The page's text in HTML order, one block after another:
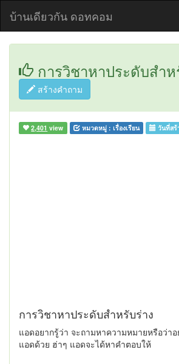
บ้านเดียวกัน ดอทคอม
การวิชาหาประดับสำห
สร้างคำถาม
2,401 view หมวดหมู่ : เรื่องเรียน วันที่ส
การวิชาหาประดับสำหรับร่าง
แอดอยากรู้ว่า จะถามหาความหมายหรือว่า
แอดด้วย ฮ่าๆ แอดจะได้หาคำตอบให้